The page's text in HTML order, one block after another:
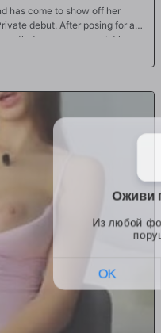
has come to show off her
debut. After posing for an
that no man can resist her
rewards him with an
up for the hard anal